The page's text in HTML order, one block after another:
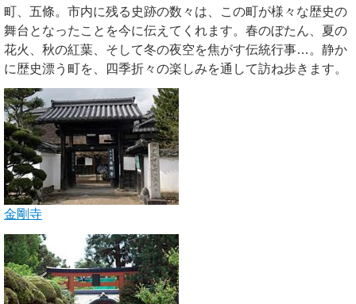
町、五條。市内に残る史跡の数々は、この町が様々な歴史の
舞台となったことを今に伝えてくれます。春のぼたん、夏の
花火、秋の紅葉、そして冬の夜空を焦がす伝統行事…。静か
に歴史漂う町を、四季折々の楽しみを通して訪ね歩きます。
金剛寺